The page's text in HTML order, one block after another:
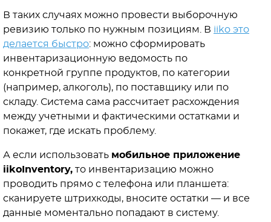
В таких случаях можно провести выборочную
ревизию только по нужным позициям. В iiko это
делается быстро: можно сформировать
инвентаризационную ведомость по
конкретной группе продуктов, по категории
(например, алкоголь), по поставщику или по
складу. Система сама рассчитает расхождения
между учетными и фактическими остатками и
покажет, где искать проблему.
А если использовать мобильное приложение
iikoInventory, то инвентаризацию можно
проводить прямо с телефона или планшета:
сканируете штрихкоды, вносите остатки — и все
данные моментально попадают в систему.